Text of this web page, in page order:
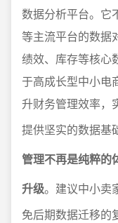
数据分析平台。它
等主流平台的数据
绩效、库存等核心
于高成长型中小电
升财务管理效率，
提供坚实的数据基
管理不再是纯粹的
升级。建议中小卖
免后期数据迁移的